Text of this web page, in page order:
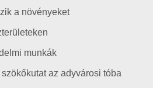
a növényeket
munkák
az adyvárosi tóba